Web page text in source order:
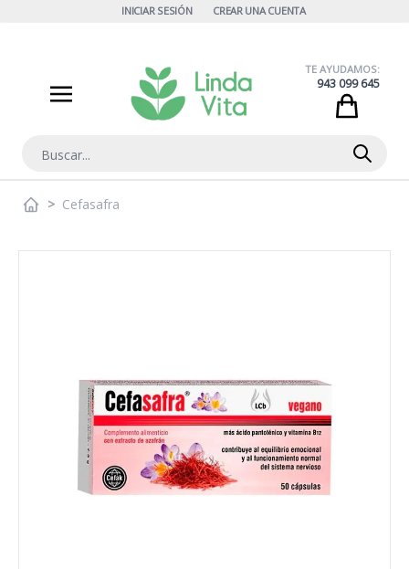
INICIAR SESIÓN CREAR UNA CUENTA
Buscar
TE AYUDAMOS:
943 099 645
> Cefasafra